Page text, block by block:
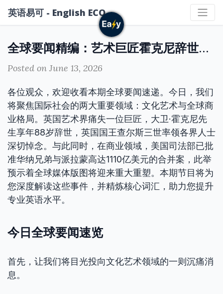
英语易可 - English ECO
全球要闻精编：艺术巨匠霍克尼辞世，传媒巨头并购获批
Posted on June 13, 2026
各位观众，欢迎收看本期全球要闻速递。今日，我们
将聚焦国际社会的两大重要领域：文化艺术与全球商
业格局。英国艺术界痛失一位巨匠，大卫·霍克尼先
生享年88岁辞世，英国国王查尔斯三世率领各界人士
深切悼念。与此同时，在商业领域，美国司法部已批
准华纳兄弟与派拉蒙高达1110亿美元的合并案，此举
预示着全球媒体版图将迎来重大重塑。本期节目将为
您深度解读这些事件，并精炼核心词汇，助力您提升
专业英语水平。
今日全球要闻速览
首先，让我们将目光投向文化艺术领域的一则沉痛消
息。